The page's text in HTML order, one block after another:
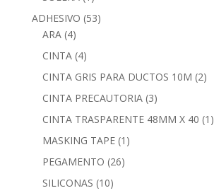
ADHESIVO (53)
ARA (4)
CINTA (4)
CINTA GRIS PARA DUCTOS 10M (2)
CINTA PRECAUTORIA (3)
CINTA TRASPARENTE 48MM X 40 (1)
MASKING TAPE (1)
PEGAMENTO (26)
SILICONAS (10)